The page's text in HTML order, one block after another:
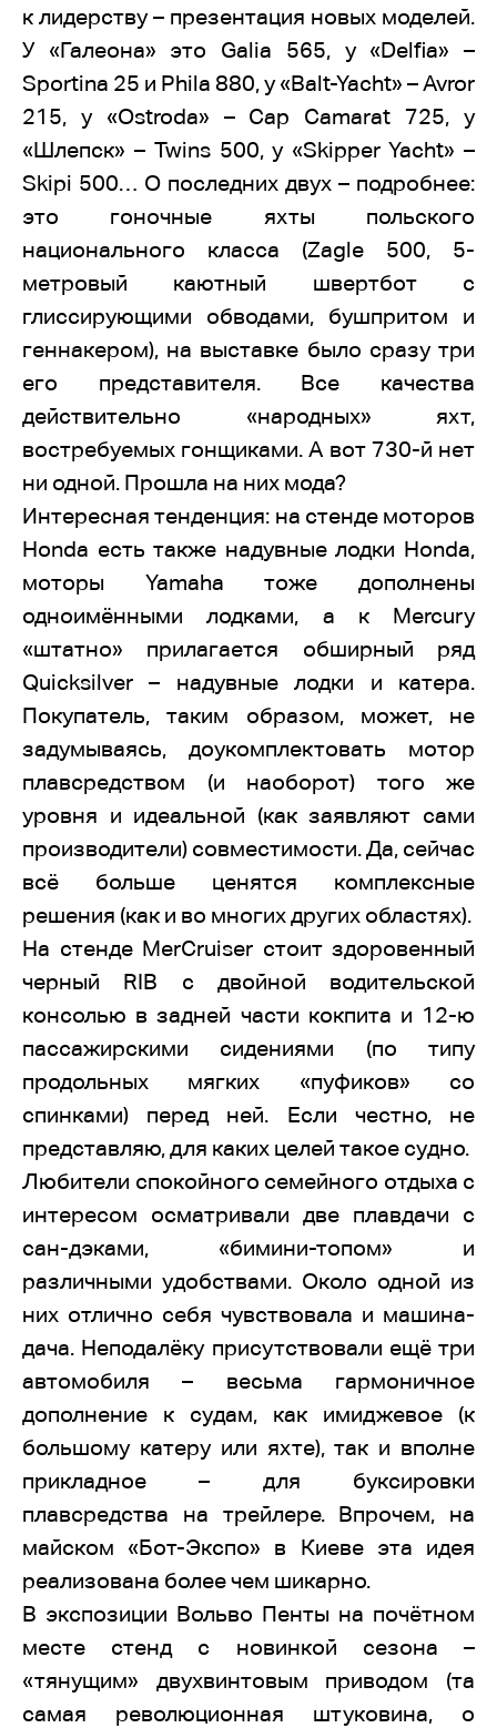
к лидерству – презентация новых моделей.
У «Галеона» это Galia 565, у «Delfia» –
Sportina 25 и Phila 880, у «Balt-Yacht» – Avror
215, у «Ostroda» – Cap Camarat 725, у
«Шлепск» – Twins 500, у «Skipper Yacht» –
Skipi 500… О последних двух – подробнее:
это гоночные яхты польского
национального класса (Zagle 500, 5-
метровый каютный швертбот с
глиссирующими обводами, бушпритом и
геннакером), на выставке было сразу три
его представителя. Все качества
действительно «народных» яхт,
востребуемых гонщиками. А вот 730-й нет
ни одной. Прошла на них мода?
Интересная тенденция: на стенде моторов
Honda есть также надувные лодки Honda,
моторы Yamaha тоже дополнены
одноимёнными лодками, а к Mercury
«штатно» прилагается обширный ряд
Quicksilver – надувные лодки и катера.
Покупатель, таким образом, может, не
задумываясь, доукомплектовать мотор
плавсредством (и наоборот) того же
уровня и идеальной (как заявляют сами
производители) совместимости. Да, сейчас
всё больше ценятся комплексные
решения (как и во многих других областях).
На стенде MerCruiser стоит здоровенный
черный RIB с двойной водительской
консолью в задней части кокпита и 12-ю
пассажирскими сидениями (по типу
продольных мягких «пуфиков» со
спинками) перед ней. Если честно, не
представляю, для каких целей такое судно.
Любители спокойного семейного отдыха с
интересом осматривали две плавдачи с
сан-дэками, «бимини-топом» и
различными удобствами. Около одной из
них отлично себя чувствовала и машина-
дача. Неподалёку присутствовали ещё три
автомобиля – весьма гармоничное
дополнение к судам, как имиджевое (к
большому катеру или яхте), так и вполне
прикладное – для буксировки
плавсредства на трейлере. Впрочем, на
майском «Бот-Экспо» в Киеве эта идея
реализована более чем шикарно.
В экспозиции Вольво Пенты на почётном
месте стенд с новинкой сезона –
«тянущим» двухвинтовым приводом (та
самая революционная штуковина, о